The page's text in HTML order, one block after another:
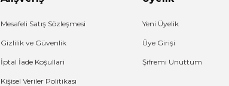
Mesafeli Satış Sözleşmesi
Gizlilik ve Güvenlik
İptal İade Koşullari
Kişisel Veriler Politikası
Yeni Üyelik
Üye Girişi
Şifremi Unuttum